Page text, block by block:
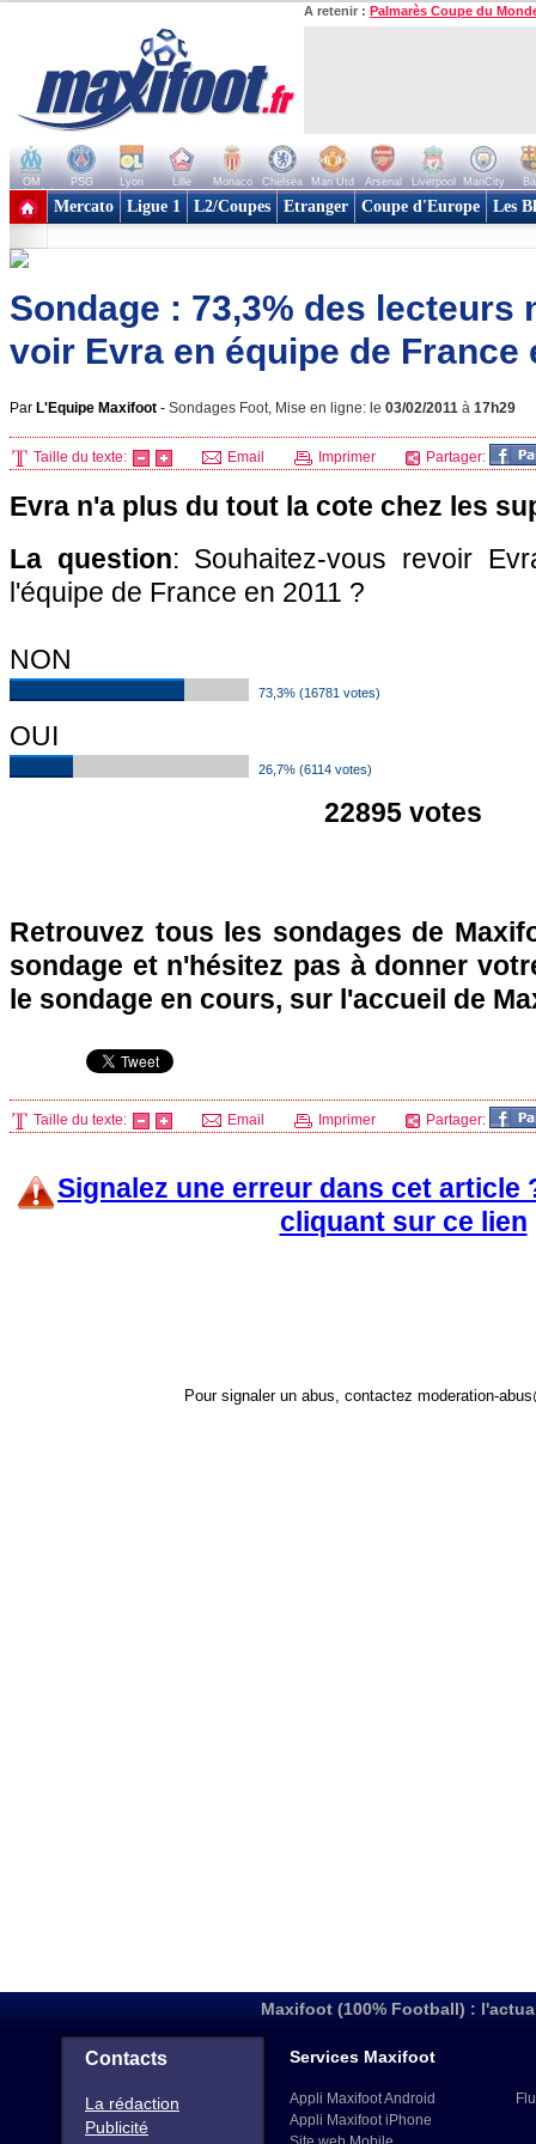
A retenir : Palmarès Coupe du
OM PSG Lyon Lille Monaco Chelsea Man Utd Arsenal Liverpool ManCity
+ de clubs
Mercato Ligue 1 L2/Coupes Etranger Coupe d'Europe Les
Sondage : 73,3% des lecteurs
voir Evra en équipe de France
Par L'Equipe Maxifoot - Sondages Foot, Mise en ligne: le 03/02/2011 à 17h29
Taille du texte: Email Imprimer Partager:
Evra n'a plus du tout la cote chez les
La question: Souhaitez-vous revoir
l'équipe de France en 2011 ?
NON
73,3% (16781 votes)
OUI
26,7% (6114 votes)
22895 votes
Retrouvez tous les sondages de
sondage et n'hésitez pas à donner
le sondage en cours, sur l'accueil de
Taille du texte: Email Imprimer Partager:
Signalez une erreur dans cet article
cliquant sur ce lien
Pour signaler un abus, contactez moderation-
Maxifoot (100% Football) :
Contacts
La rédaction
Publicité
Services Maxifoot
Appli Maxifoot Android
Appli Maxifoot iPhone